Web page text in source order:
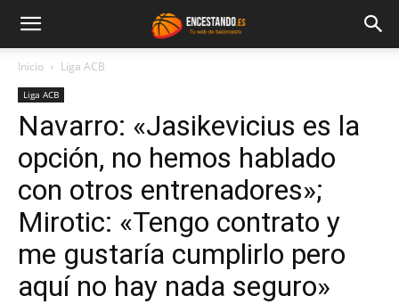
Inicio Liga ACB
Liga ACB
Navarro: «Jasikevicius es la
opción, no hemos hablado
con otros entrenadores»;
Mirotic: «Tengo contrato y
me gustaría cumplirlo pero
aquí no hay nada seguro»